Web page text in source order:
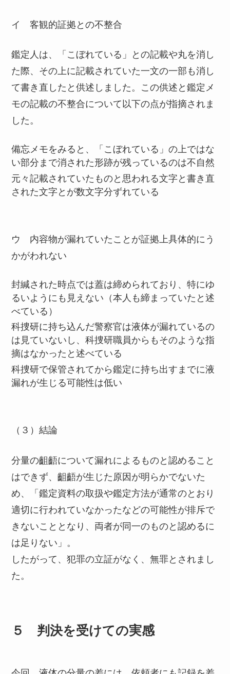
イ 客観的証拠との不整合
鑑定人は、「こぼれている」との記載や丸を消し
た際、その上に記載されていた一文の一部も消し
て書き直したと供述しました。この供述と鑑定メ
モの記載の不整合について以下の点が指摘されま
した。
備忘メモをみると、「こぼれている」の上ではな
い部分まで消された形跡が残っているのは不自然
元々記載されていたものと思われる文字と書き直
された文字とが数文字分ずれている
ウ 内容物が漏れていたことが証拠上具体的にう
かがわれない
封緘された時点では蓋は締められており、特にゆ
るいようにも見えない（本人も締まっていたと述
べている）
科捜研に持ち込んだ警察官は液体が漏れているの
は見ていないし、科捜研職員からもそのような指
摘はなかったと述べている
科捜研で保管されてから鑑定に持ち出すまでに液
漏れが生じる可能性は低い
（３）結論
分量の齟齬について漏れによるものと認めること
はできず、齟齬が生じた原因が明らかでないた
め、「鑑定資料の取扱や鑑定方法が通常のとおり
適切に行われていなかったなどの可能性が排斥で
きないこととなり、両者が同一のものと認めるに
は足りない」。
したがって、犯罪の立証がなく、無罪とされまし
た。
５ 判決を受けての実感